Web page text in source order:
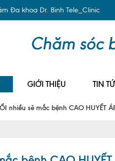
Đa khoa Dr. Binh Tele_Clinic
GIỚI THIỆU TIN
nhiều sẽ mắc bệnh CAO HUYẾT